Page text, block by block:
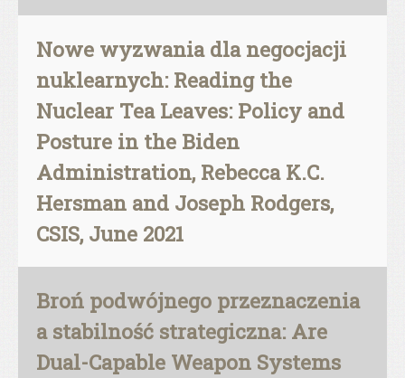
Nowe wyzwania dla negocjacji
nuklearnych: Reading the
Nuclear Tea Leaves: Policy and
Posture in the Biden
Administration, Rebecca K.C.
Hersman and Joseph Rodgers,
CSIS, June 2021
Broń podwójnego przeznaczenia
a stabilność strategiczna: Are
Dual-Capable Weapon Systems